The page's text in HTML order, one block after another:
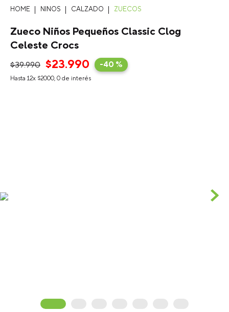
NINOS CALZADO ZUECOS
Zueco Niños Pequeños Classic Clog
Celeste Crocs
$39.990 $23.990 -40 %
Hasta 12x $2000, 0 de interés